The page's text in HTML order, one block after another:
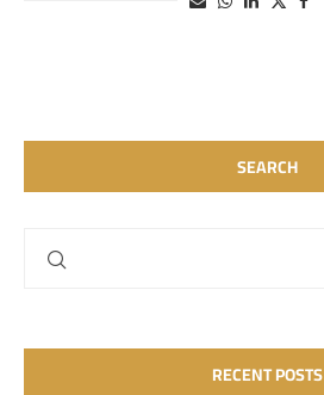
SEARCH
RECENT POSTS